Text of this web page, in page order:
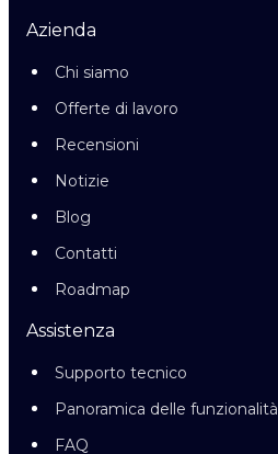
Azienda
Chi siamo
Offerte di lavoro
Recensioni
Notizie
Blog
Contatti
Roadmap
Assistenza
Supporto tecnico
Panoramica delle funzionalità
FAQ